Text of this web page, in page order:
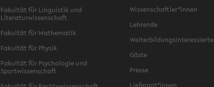
Fakultät für Linguistik und
Literaturwissenschaft
Fakultät für Mathematik
Fakultät für Physik
Fakultät für Psychologie und
Sportwissenschaft
Wissenschaftler*innen
Lehrende
Weiterbildungsinteressierte
Gäste
Presse